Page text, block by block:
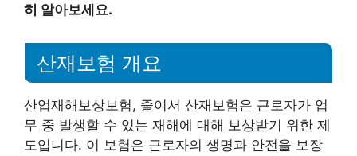
히 알아보세요.
산재보험 개요
산업재해보상보험, 줄여서 산재보험은 근로자가 업
무 중 발생할 수 있는 재해에 대해 보상받기 위한 제
도입니다. 이 보험은 근로자의 생명과 안전을 보장